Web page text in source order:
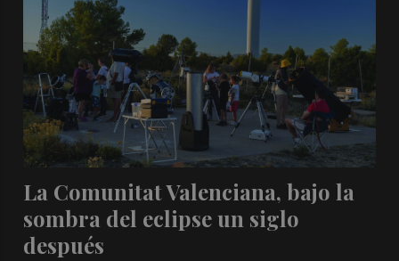
La Comunitat Valenciana, bajo la
sombra del eclipse un siglo
después